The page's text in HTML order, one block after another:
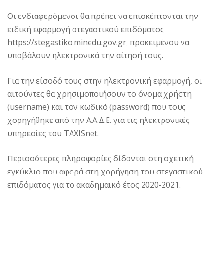
Οι ενδιαφερόμενοι θα πρέπει να επισκέπτονται την
ειδική εφαρμογή στεγαστικού επιδόματος
https://stegastiko.minedu.gov.gr, προκειμένου να
υποβάλουν ηλεκτρονικά την αίτησή τους.
Για την είσοδό τους στην ηλεκτρονική εφαρμογή, οι
αιτούντες θα χρησιμοποιήσουν το όνομα χρήστη
(username) και τον κωδικό (password) που τους
χορηγήθηκε από την Α.Α.Δ.Ε. για τις ηλεκτρονικές
υπηρεσίες του TAXISnet.
Περισσότερες πληροφορίες δίδονται στη σχετική
εγκύκλιο που αφορά στη χορήγηση του στεγαστικού
επιδόματος για το ακαδημαϊκό έτος 2020-2021.